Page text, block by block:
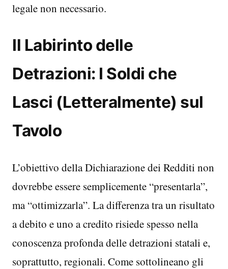
legale non necessario.
Il Labirinto delle
Detrazioni: I Soldi che
Lasci (Letteralmente) sul
Tavolo
L’obiettivo della Dichiarazione dei Redditi non
dovrebbe essere semplicemente “presentarla”,
ma “ottimizzarla”. La differenza tra un risultato
a debito e uno a credito risiede spesso nella
conoscenza profonda delle detrazioni statali e,
soprattutto, regionali. Come sottolineano gli